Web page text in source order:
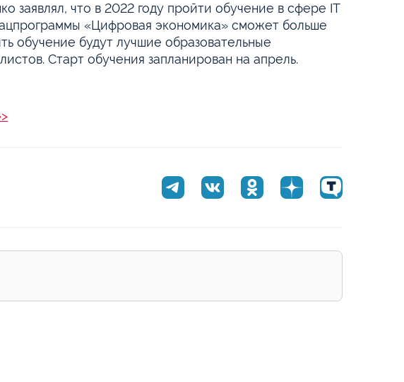
что в 2022 году пройти обучение в сфере IT
«Цифровая экономика» сможет больше
обучение будут лучшие образовательные
Старт обучения запланирован на апрель.